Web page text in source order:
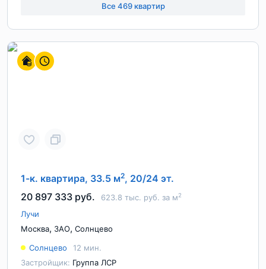
Все 469 квартир
1-к. квартира, 33.5 м2, 20/24 эт.
20 897 333 руб.
623.8 тыс. руб. за м2
Лучи
Москва, ЗАО, Солнцево
Солнцево
12 мин.
Застройщик: Группа ЛСР